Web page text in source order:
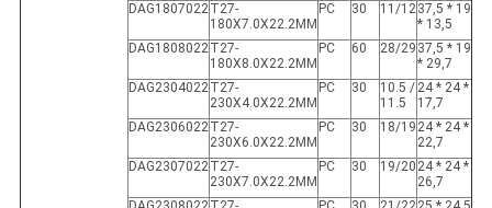
DAG1807022T27-
180X7.0X22.2MM
PC 30 11/1237,5 * 19
* 13,5
DAG1808022T27-
180X8.0X22.2MM
PC 60 28/29 37,5 * 19
* 29,7
DAG2304022T27-
230X4.0X22.2MM
PC 30
10.5 /
11.5
24 * 24 *
17,7
DAG2306022T27-
230X6.0X22.2MM
PC 30 18/19 24 * 24 *
22,7
DAG2307022T27-
230X7.0X22.2MM
PC 30 19/20 24 * 24 *
26,7